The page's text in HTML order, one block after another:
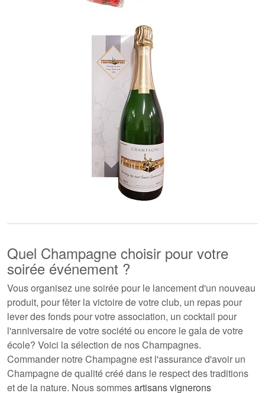
Quel Champagne choisir pour votre
soirée événement ?
Vous organisez une soirée pour le lancement d'un nouveau
produit, pour fêter la victoire de votre club, un repas pour
lever des fonds pour votre association, un cocktail pour
l'anniversaire de votre société ou encore le gala de votre
école? Voici la sélection de nos Champagnes.
Commander notre Champagne est l'assurance d'avoir un
Champagne de qualité créé dans le respect des traditions
et de la nature. Nous sommesartisans vignerons